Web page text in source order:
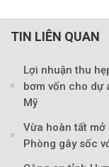
TIN LIÊN QUAN
Lợi nhuận thu
bơm vốn cho dự
Mỹ
Vừa hoàn tất mở
Phòng gây sốc